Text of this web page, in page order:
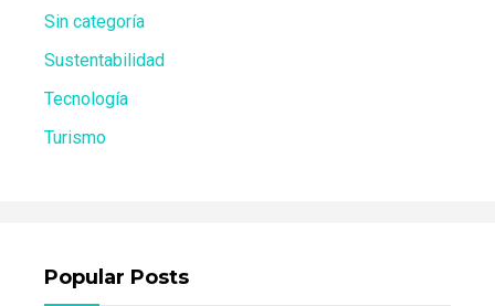
Sin categoría
Sustentabilidad
Tecnología
Turismo
Popular Posts